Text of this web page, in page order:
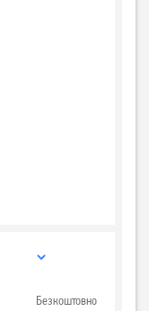
Безкоштовно